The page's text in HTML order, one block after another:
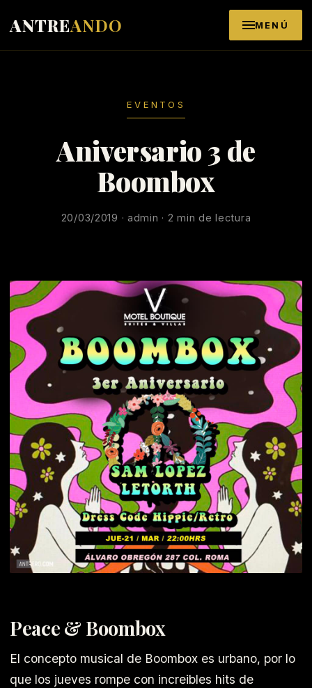
ANTREANDO MENÚ
EVENTOS
Aniversario 3 de
Boombox
20/03/2019 · admin · 2 min de lectura
Peace & Boombox
El concepto musical de Boombox es urbano, por lo
que los jueves rompe con increibles hits de